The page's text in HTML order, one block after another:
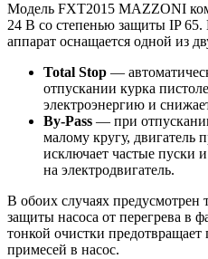
Модель FXT2015 MAZZONI
24 В со степенью защиты IP
аппарат оснащается одной из
Total Stop —
отпускании курка
электроэнергию и
By-Pass — при
малому кругу, двигатель
исключает частые пуски
на электродвигатель.
В обоих случаях предусмотрен
защиты насоса от перегрева в
тонкой очистки
примесей в насос.